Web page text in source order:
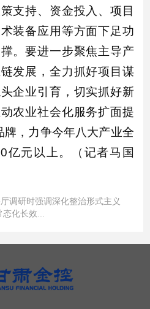
支持、资金投入、项目
装备应用等方面下足功
。要进一步聚焦主导产
发展，全力抓好项目谋
企业引育，切实抓好新
农业社会化服务扩面提
牌，力争今年八大产业全
亿元以上。（记者马国
调研时强调深化整治形式主义
化长效...